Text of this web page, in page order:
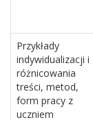
Przykłady
indywidualizacji i
różnicowania
treści, metod,
form pracy z
uczniem